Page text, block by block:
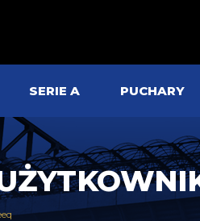
SERIE A PUCHARY